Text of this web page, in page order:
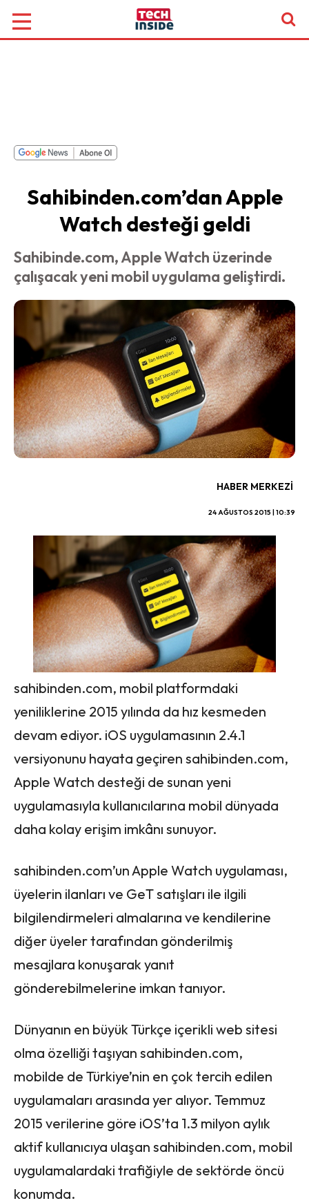
Sahibinden.com’dan Apple
Watch desteği geldi
Sahibinde.com, Apple Watch üzerinde
çalışacak yeni mobil uygulama geliştirdi.
HABER MERKEZI
24 AĞUSTOS 2015 | 10:39
sahibinden.com, mobil platformdaki
yeniliklerine 2015 yılında da hız kesmeden
devam ediyor. iOS uygulamasının 2.4.1
versiyonunu hayata geçiren sahibinden.com,
Apple Watch desteği de sunan yeni
uygulamasıyla kullanıcılarına mobil dünyada
daha kolay erişim imkânı sunuyor.
sahibinden.com’un Apple Watch uygulaması,
üyelerin ilanları ve GeT satışları ile ilgili
bilgilendirmeleri almalarına ve kendilerine
diğer üyeler tarafından gönderilmiş
mesajlara konuşarak yanıt
gönderebilmelerine imkan tanıyor.
Dünyanın en büyük Türkçe içerikli web sitesi
olma özelliği taşıyan sahibinden.com,
mobilde de Türkiye’nin en çok tercih edilen
uygulamaları arasında yer alıyor. Temmuz
2015 verilerine göre iOS’ta 1.3 milyon aylık
aktif kullanıcıya ulaşan sahibinden.com, mobil
uygulamalardaki trafiğiyle de sektörde öncü
konumda.